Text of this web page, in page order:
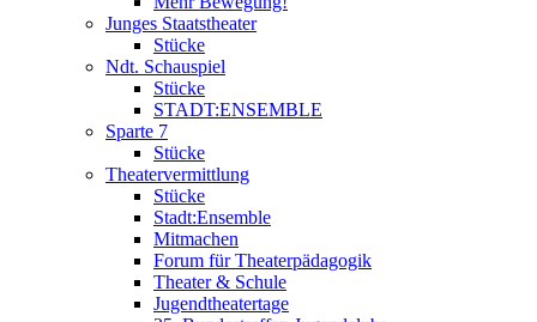
Junges Staatstheater
Stücke
Ndt. Schauspiel
Stücke
STADT:ENSEMBLE
Sparte 7
Stücke
Theatervermittlung
Stücke
Stadt:Ensemble
Mitmachen
Forum für Theaterpädagogik
Theater & Schule
Jugendtheatertage